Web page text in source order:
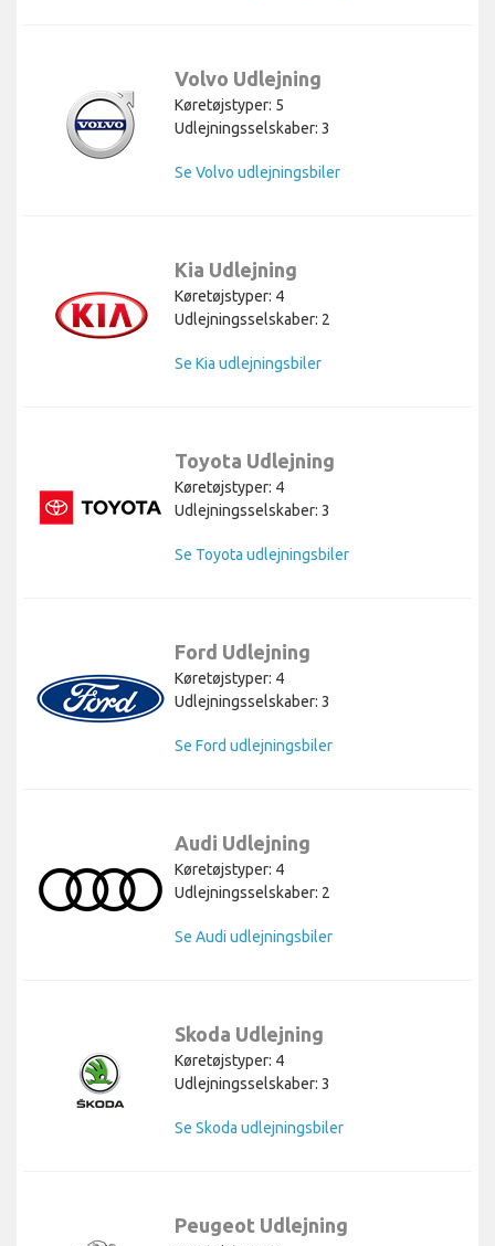
Volvo Udlejning
Køretøjstyper: 5
Udlejningsselskaber: 3
Se Volvo udlejningsbiler
Kia Udlejning
Køretøjstyper: 4
Udlejningsselskaber: 2
Se Kia udlejningsbiler
Toyota Udlejning
Køretøjstyper: 4
Udlejningsselskaber: 3
Se Toyota udlejningsbiler
Ford Udlejning
Køretøjstyper: 4
Udlejningsselskaber: 3
Se Ford udlejningsbiler
Audi Udlejning
Køretøjstyper: 4
Udlejningsselskaber: 2
Se Audi udlejningsbiler
Skoda Udlejning
Køretøjstyper: 4
Udlejningsselskaber: 3
Se Skoda udlejningsbiler
Peugeot Udlejning